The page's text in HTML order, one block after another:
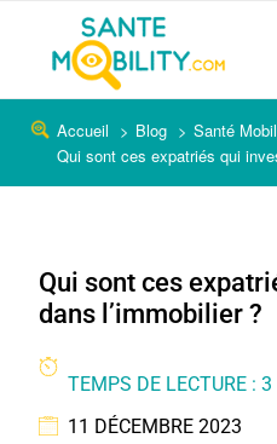
Accueil Blog
Santé
Qui sont ces expatriés qui
Qui sont ces
dans l’immobilier ?
TEMPS DE LECTURE :
11 DÉCEMBRE 2023